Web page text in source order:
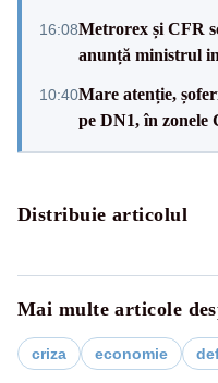
16:08Metrorex și CFR
anunță ministrul
10:40Mare atenție,
pe DN1, în zonele
Distribuie articolul
Mai multe articole
criza economie